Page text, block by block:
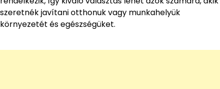
szeretnék javítani otthonuk vagy munkahelyük
környezetét és egészségüket.